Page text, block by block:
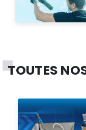
TOUTES